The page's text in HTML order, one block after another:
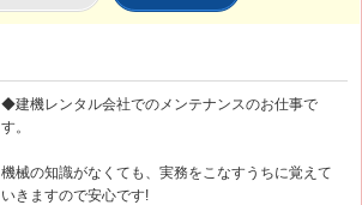
◆建機レンタル会社でのメンテナンスのお仕事で
す。
機械の知識がなくても、実務をこなすうちに覚えて
いきますので安心です!